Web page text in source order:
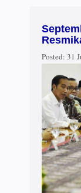
Posted: 31